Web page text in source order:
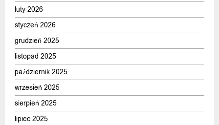
luty 2026
styczeń 2026
grudzień 2025
listopad 2025
październik 2025
wrzesień 2025
sierpień 2025
lipiec 2025